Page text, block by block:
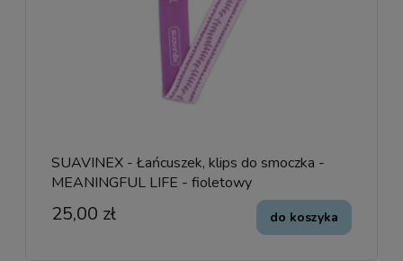
SUAVINEX - Łańcuszek, klips do smoczka -
MEANINGFUL LIFE - fioletowy
25,00 zł do koszyka